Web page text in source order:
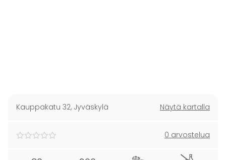
Kauppakatu 32, Jyväskylä Näytä kartalla
0 arvostelua